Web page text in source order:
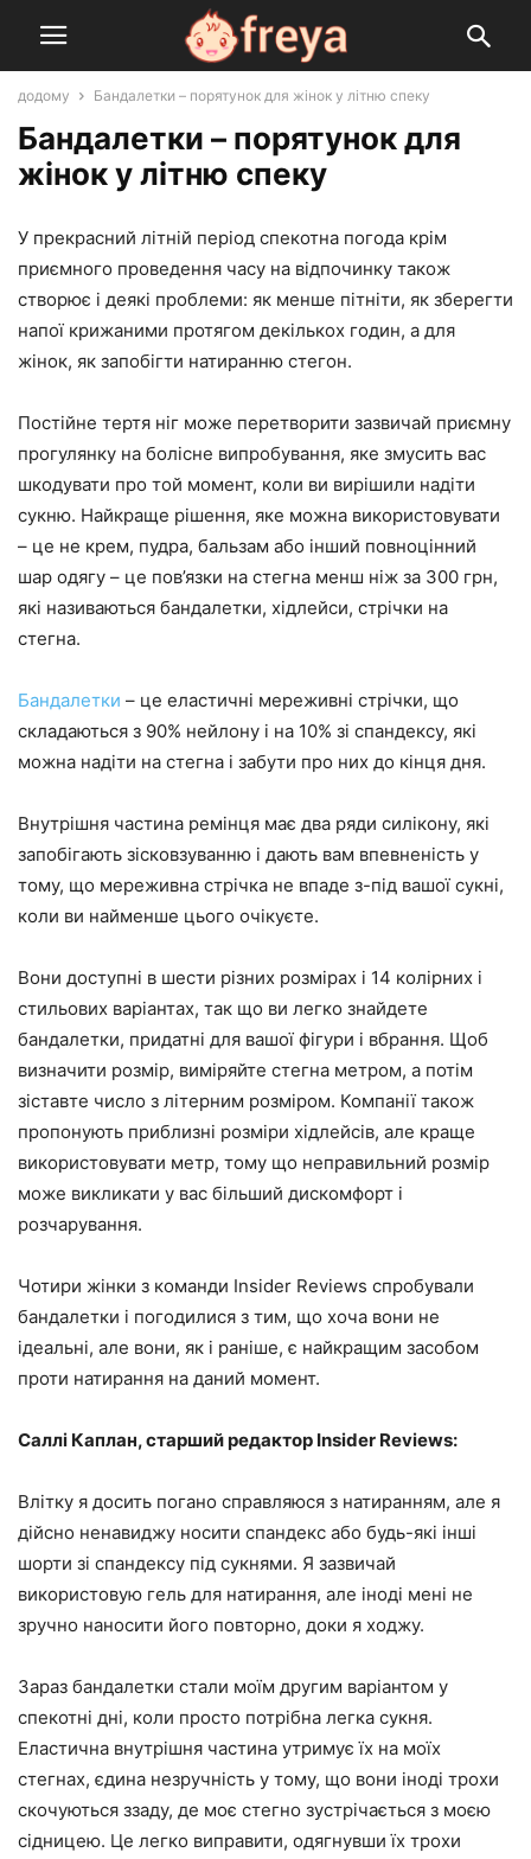
додому Бандалетки – порятунок для жінок у літню спеку
Бандалетки – порятунок для
жінок у літню спеку
У прекрасний літній період спекотна погода крім
приємного проведення часу на відпочинку також
створює і деякі проблеми: як менше пітніти, як зберегти
напої крижаними протягом декількох годин, а для
жінок, як запобігти натиранню стегон.
Постійне тертя ніг може перетворити зазвичай приємну
прогулянку на болісне випробування, яке змусить вас
шкодувати про той момент, коли ви вирішили надіти
сукню. Найкраще рішення, яке можна використовувати
– це не крем, пудра, бальзам або інший повноцінний
шар одягу – це пов’язки на стегна менш ніж за 300 грн,
які називаються бандалетки, хідлейси, стрічки на
стегна.
Бандалетки – це еластичні мереживні стрічки, що
складаються з 90% нейлону і на 10% зі спандексу, які
можна надіти на стегна і забути про них до кінця дня.
Внутрішня частина ремінця має два ряди силікону, які
запобігають зісковзуванню і дають вам впевненість у
тому, що мереживна стрічка не впаде з-під вашої сукні,
коли ви найменше цього очікуєте.
Вони доступні в шести різних розмірах і 14 колірних і
стильових варіантах, так що ви легко знайдете
бандалетки, придатні для вашої фігури і вбрання. Щоб
визначити розмір, виміряйте стегна метром, а потім
зіставте число з літерним розміром. Компанії також
пропонують приблизні розміри хідлейсів, але краще
використовувати метр, тому що неправильний розмір
може викликати у вас більший дискомфорт і
розчарування.
Чотири жінки з команди Insider Reviews спробували
бандалетки і погодилися з тим, що хоча вони не
ідеальні, але вони, як і раніше, є найкращим засобом
проти натирання на даний момент.
Саллі Каплан, старший редактор Insider Reviews:
Влітку я досить погано справляюся з натиранням, але я
дійсно ненавиджу носити спандекс або будь-які інші
шорти зі спандексу під сукнями. Я зазвичай
використовую гель для натирання, але іноді мені не
зручно наносити його повторно, доки я ходжу.
Зараз бандалетки стали моїм другим варіантом у
спекотні дні, коли просто потрібна легка сукня.
Еластична внутрішня частина утримує їх на моїх
стегнах, єдина незручність у тому, що вони іноді трохи
скочуються ззаду, де моє стегно зустрічається з моєю
сідницею. Це легко виправити, одягнувши їх трохи